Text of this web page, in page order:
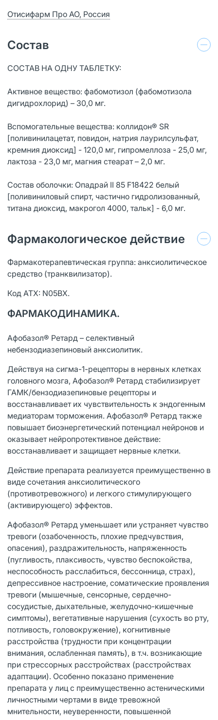
Отисифарм Про АО, Россия
Состав
СОСТАВ НА ОДНУ ТАБЛЕТКУ:
Активное вещество: фабомотизол (фабомотизола
дигидрохлорид) – 30,0 мг.
Вспомогательные вещества: коллидон® SR
[поливинилацетат, повидон, натрия лаурилсульфат,
кремния диоксид] - 120,0 мг, гипромеллоза - 25,0 мг,
лактоза - 23,0 мг, магния стеарат – 2,0 мг.
Состав оболочки: Опадрай II 85 F18422 белый
[поливиниловый спирт, частично гидролизованный,
титана диоксид, макрогол 4000, тальк] - 6,0 мг.
Фармакологическое действие
Фармакотерапевтическая группа: анксиолитическое
средство (транквилизатор).
Код АТХ: N05BX.
ФАРМАКОДИНАМИКА.
Афобазол® Ретард – селективный
небензодиазепиновый анксиолитик.
Действуя на сигма-1-рецепторы в нервных клетках
головного мозга, Афобазол® Ретард стабилизирует
ГАМК/бензодиазепиновые рецепторы и
восстанавливает их чувствительность к эндогенным
медиаторам торможения. Афобазол® Ретард также
повышает биоэнергетический потенциал нейронов и
оказывает нейропротективное действие:
восстанавливает и защищает нервные клетки.
Действие препарата реализуется преимущественно в
виде сочетания анксиолитического
(противотревожного) и легкого стимулирующего
(активирующего) эффектов.
Афобазол® Ретард уменьшает или устраняет чувство
тревоги (озабоченность, плохие предчувствия,
опасения), раздражительность, напряженность
(пугливость, плаксивость, чувство беспокойства,
неспособность расслабиться, бессонница, страх),
депрессивное настроение, соматические проявления
тревоги (мышечные, сенсорные, сердечно-
сосудистые, дыхательные, желудочно-кишечные
симптомы), вегетативные нарушения (сухость во рту,
потливость, головокружение), когнитивные
расстройства (трудности при концентрации
внимания, ослабленная память), в т.ч. возникающие
при стрессорных расстройствах (расстройствах
адаптации). Особенно показано применение
препарата у лиц с преимущественно астеническими
личностными чертами в виде тревожной
мнительности, неуверенности, повышенной